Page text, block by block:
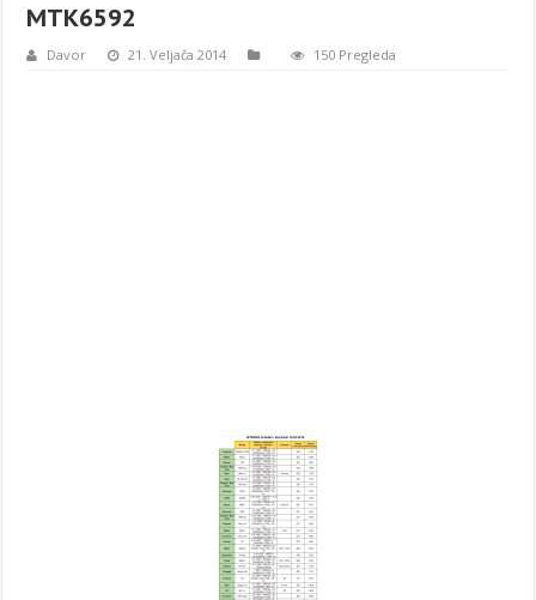
MTK6592
Davor 21. Veljača 2014 150 Pregleda